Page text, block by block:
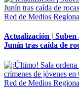
Red de Medios
Actualización | Suben
Junín tras caída de
Red de Medios